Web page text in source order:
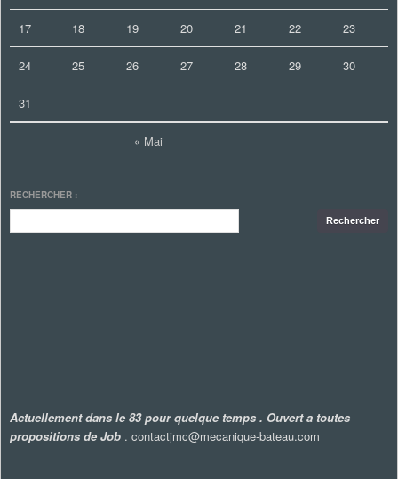
« Mai
17 18 19 20 21 22 23
24 25 26 27 28 29 30
31
RECHERCHER :
Actuellement dans le 83 pour quelque temps . Ouvert a toutes
propositions de Job . contactjmc@mecanique-bateau.com